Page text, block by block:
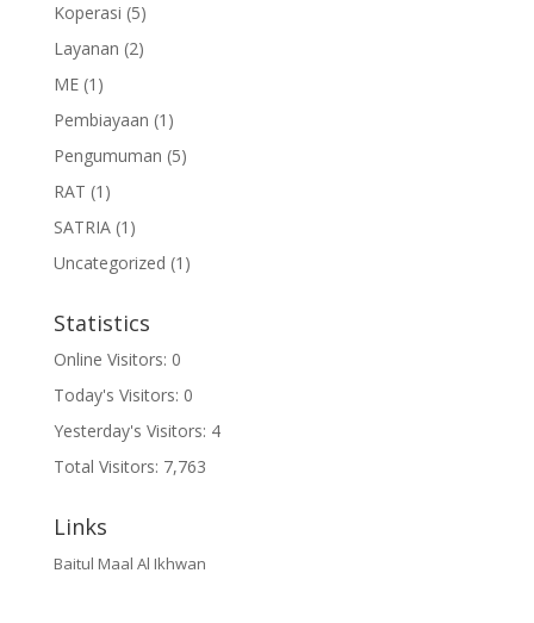
Koperasi (5)
Layanan (2)
ME(1)
Pembiayaan (1)
Pengumuman (5)
RAT (1)
SATRIA(1)
Uncategorized (1)
Statistics
Online Visitors: 0
Today's Visitors: 0
Yesterday's Visitors: 4
Total Visitors: 7,763
Links
Baitul Maal Al Ikhwan